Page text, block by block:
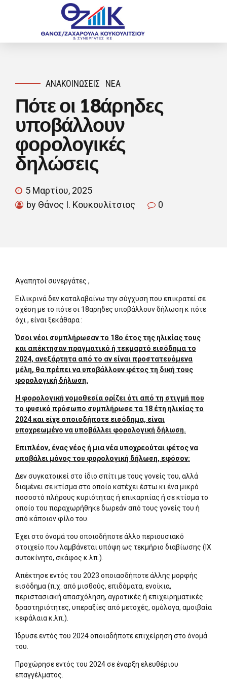
ΑΝΑΚΟΙΝΏΣΕΙΣ ΝΈΑ
Πότε οι 18άρηδες
υποβάλλουν
φορολογικές
δηλώσεις
5 Μαρτίου, 2025
by Θάνος Ι. Κουκουλίτσιος
0
Αγαπητοί συνεργάτες ,
Ειλικρινά δεν καταλαβαίνω την σύγχυση που επικρατεί σε
σχέση με το πότε οι 18αρηδες υποβάλλουν δήλωση κ πότε
όχι , είναι ξεκάθαρα :
Όσοι νέοι συμπλήρωσαν το 18ο έτος της ηλικίας τους
και απέκτησαν πραγματικό ή τεκμαρτό εισόδημα το
2024, ανεξάρτητα από το αν είναι προστατευόμενα
μέλη, θα πρέπει να υποβάλλουν φέτος τη δική τους
φορολογική δήλωση.
Η φορολογική νομοθεσία ορίζει ότι από τη στιγμή που
το φυσικό πρόσωπο συμπλήρωσε τα 18 έτη ηλικίας το
2024 και είχε οποιοδήποτε εισόδημα, είναι
υποχρεωμένο να υποβάλλει φορολογική δήλωση.
Επιπλέον, ένας νέος ή μια νέα υποχρεούται φέτος να
υποβάλει μόνος του φορολογική δήλωση, εφόσον:
Δεν συγκατοικεί στο ίδιο σπίτι με τους γονείς του, αλλά
διαμένει σε κτίσμα στο οποίο κατέχει έστω κι ένα μικρό
ποσοστό πλήρους κυριότητας ή επικαρπίας ή σε κτίσμα το
οποίο του παραχωρήθηκε δωρεάν από τους γονείς του ή
από κάποιον φίλο του.
Έχει στο όνομά του οποιοδήποτε άλλο περιουσιακό
στοιχείο που λαμβάνεται υπόψη ως τεκμήριο διαβίωσης (ΙΧ
αυτοκίνητο, σκάφος κ.λπ.).
Απέκτησε εντός του 2023 οποιασδήποτε άλλης μορφής
εισόδημα (π.χ. από μισθούς, επιδόματα, ενοίκια,
περιστασιακή απασχόληση, αγροτικές ή επιχειρηματικές
δραστηριότητες, υπεραξίες από μετοχές, ομόλογα, αμοιβαία
κεφάλαια κ.λπ.).
Ίδρυσε εντός του 2024 οποιαδήποτε επιχείρηση στο όνομά
του.
Προχώρησε εντός του 2024 σε έναρξη ελευθέριου
επαγγέλματος.